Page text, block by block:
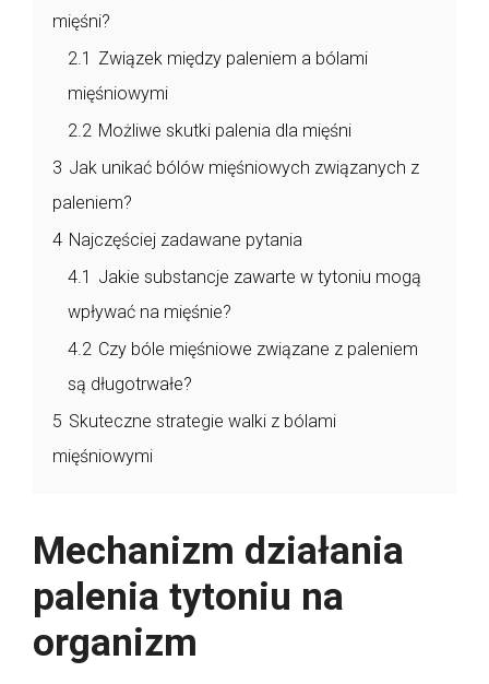
mięśni?
2.1 Związek między paleniem a bólami
mięśniowymi
2.2 Możliwe skutki palenia dla mięśni
3 Jak unikać bólów mięśniowych związanych z
paleniem?
4 Najczęściej zadawane pytania
4.1 Jakie substancje zawarte w tytoniu mogą
wpływać na mięśnie?
4.2 Czy bóle mięśniowe związane z paleniem
są długotrwałe?
5 Skuteczne strategie walki z bólami
mięśniowymi
Mechanizm działania
palenia tytoniu na
organizm